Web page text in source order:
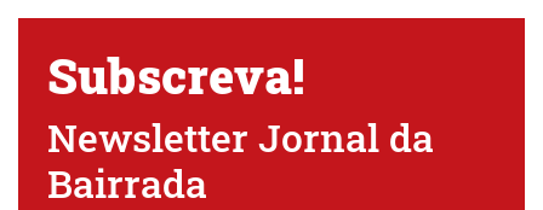
Subscreva!
Newsletter Jornal da
Bairrada